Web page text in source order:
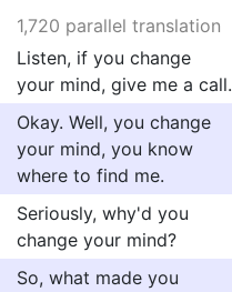
1,720 parallel translation
Listen, if you change
your mind, give me a call.
Okay. Well, you change
your mind, you know
where to find me.
Seriously, why'd you
change your mind?
So, what made you